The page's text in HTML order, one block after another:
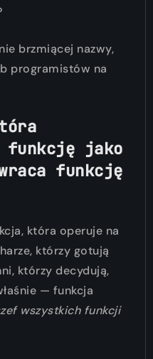
brzmiącej nazwy,
programistów na
funkcję jako
funkcję
która operuje na
którzy gotują
którzy decydują,
— funkcja
wszystkich funkcji